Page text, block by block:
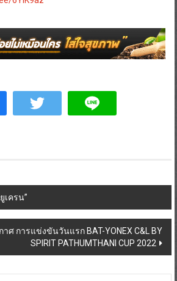
ครน”
ศ การแข่งขันวันแรก BAT-YONEX C&L BY
SPIRIT PATHUMTHANI CUP 2022